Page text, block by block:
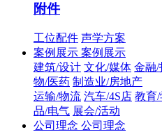
附件
工位配件 声学方案
案例展示 案例展示
建筑/设计 文化/媒体 金融/
物/医药 制造业/房地产
运输/物流 汽车/4S店 教育/
品/电气 展会/活动
公司理念 公司理念